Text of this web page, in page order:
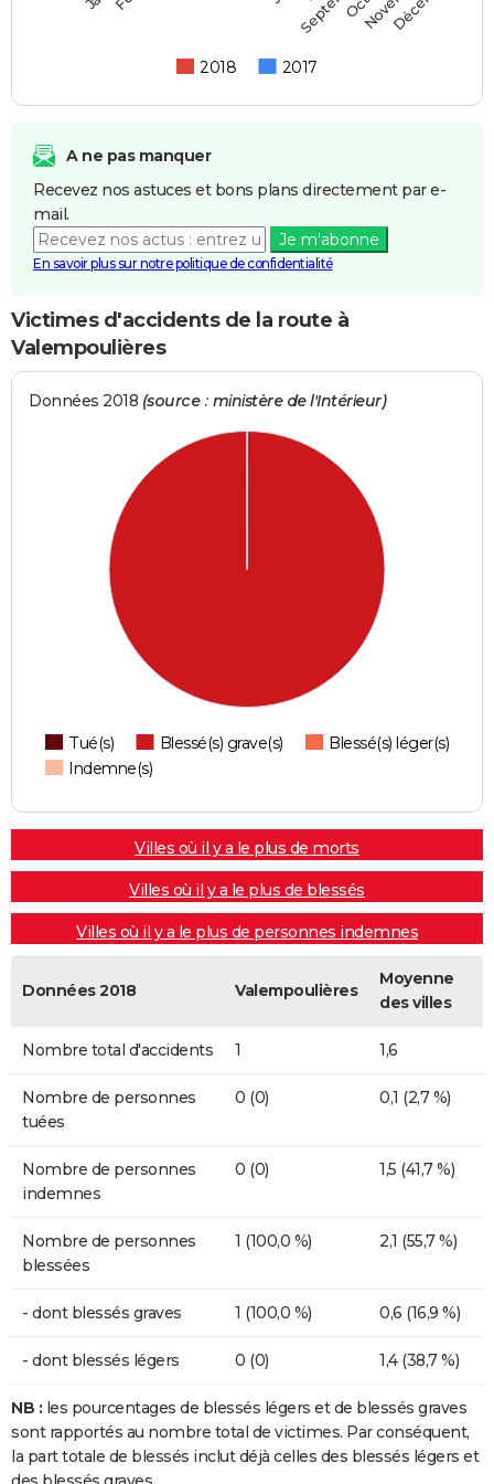
2018 2017
A ne pas manquer
Recevez nos astuces et bons plans directement par e-
mail.
Je m'abonne
En savoir plus sur notre politique de confidentialité
Victimes d'accidents de la route à
Valempoulières
Données 2018 (source : ministère de l'Intérieur)
Tué(s) Blessé(s) grave(s)
Blessé(s) léger(s)
Indemne(s)
Villes où il y a le plus de morts
Villes où il y a le plus de blessés
Villes où il y a le plus de personnes indemnes
Données 2018 Valempoulières
Moyenne
des villes
Nombre total d'accidents 1 1,6
Nombre de personnes
tuées
0 (0) 0,1 (2,7 %)
Nombre de personnes
indemnes
0 (0) 1,5 (41,7 %)
Nombre de personnes
blessées
1 (100,0 %) 2,1 (55,7 %)
- dont blessés graves 1 (100,0 %) 0,6 (16,9 %)
- dont blessés légers 0 (0) 1,4 (38,7 %)
NB : les pourcentages de blessés légers et de blessés graves
sont rapportés au nombre total de victimes. Par conséquent,
la part totale de blessés inclut déjà celles des blessés légers et